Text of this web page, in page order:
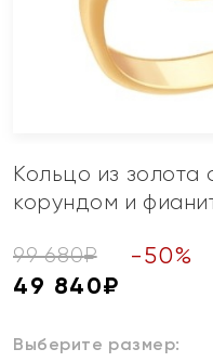
Кольцо из
корундом и
99 680₽ -50%
49 840₽
Выберите размер: